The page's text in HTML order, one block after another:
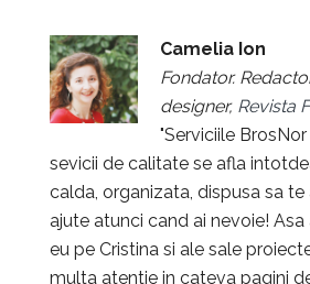
Camelia Ion
Fondator.
designer, Revista
"Serviciile
sevicii de calitate se afla
calda, organizata, dispusa sa
ajute atunci cand ai nevoie!
eu pe Cristina si ale sale
multa atentie in cateva pagini